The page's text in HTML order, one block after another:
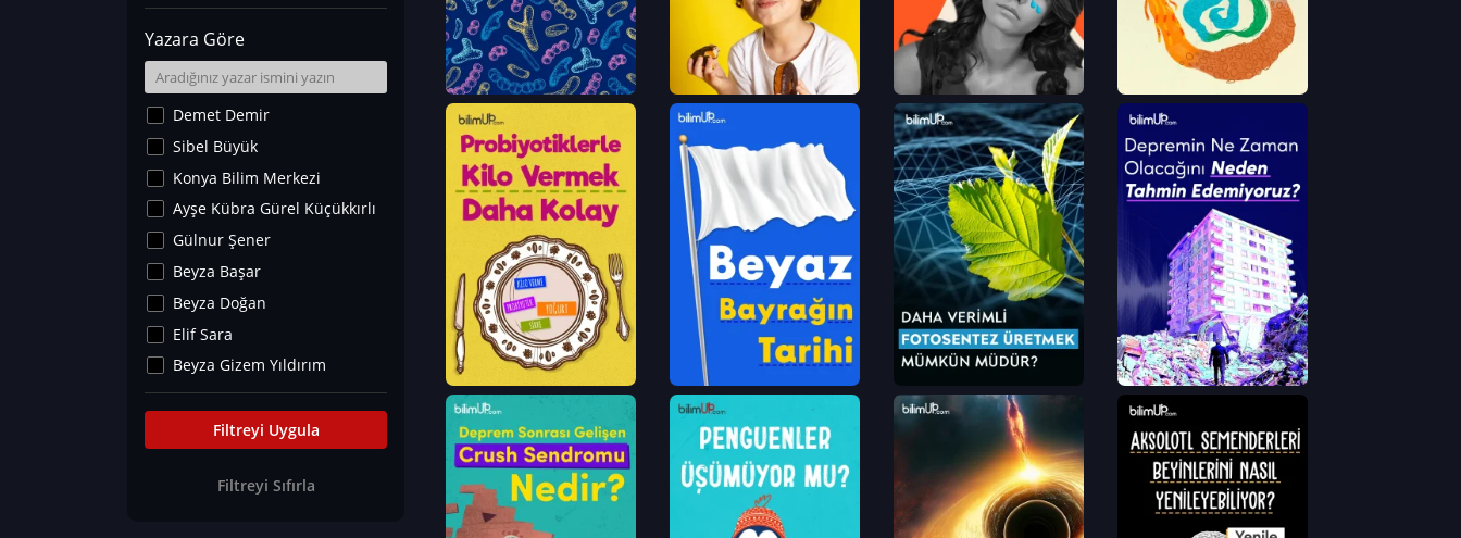
Sanat Tarihi
Fizik
Yer Bilimleri
Astronomi ve Uzay
Noroloji
Matematik
Teknoloji
İklim Değişikliği
Arkeoloji
Kültür&Sanat
Yaşam Tavsiyeleri
Merakoloji
Eğitim Bilimleri
Yazara Göre
Demet Demir
Sibel Büyük
Konya Bilim Merkezi
Ayşe Kübra Gürel Küçükkırlı
Gülnur Şener
Beyza Başar
Beyza Doğan
Elif Sara
Beyza Gizem Yıldırım
İlknur İyigökler
Büşra Elif Kıvrak
Can TORUN
Filtreyi Uygula
Filtreyi Sıfırla